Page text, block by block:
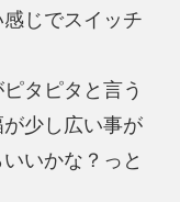
じでスイッチ
タピタと言う
少し広い事が
いかな？っと